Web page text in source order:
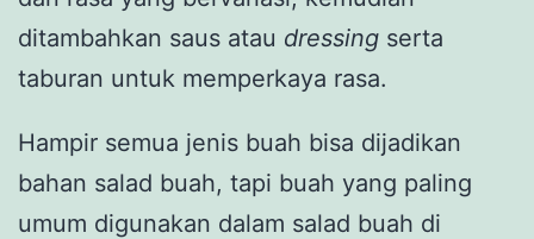
ditambahkan saus atau dressing serta
taburan untuk memperkaya rasa.
Hampir semua jenis buah bisa dijadikan
bahan salad buah, tapi buah yang paling
umum digunakan dalam salad buah di